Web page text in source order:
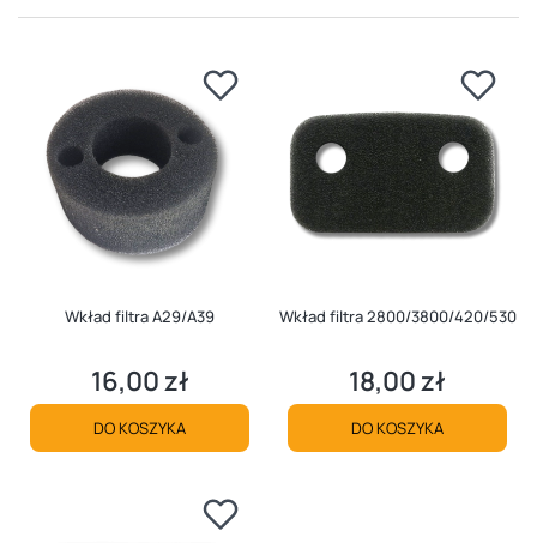
Wkład filtra A29/A39
Cena
16,00 zł
DO KOSZYKA
Wkład filtra 2800/3800/420/530
Cena
18,00 zł
DO KOSZYKA